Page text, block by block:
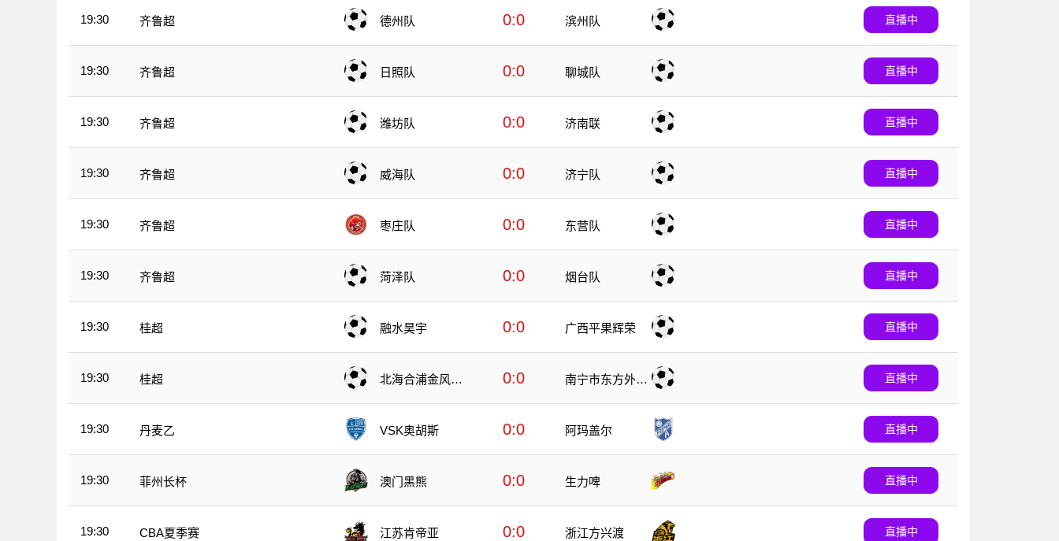
19:30 齐鲁超 德州队 0:0 滨州队 直播中
19:30 齐鲁超 日照队 0:0 聊城队 直播中
19:30 齐鲁超 潍坊队 0:0 济南联 直播中
19:30 齐鲁超 威海队 0:0 济宁队 直播中
19:30 齐鲁超 枣庄队 0:0 东营队 直播中
19:30 齐鲁超 菏泽队 0:0 烟台队 直播中
19:30 桂超 融水昊宇 0:0 广西平果辉荣 直播中
19:30 桂超
北海合浦金风科
0:0
南宁市东方外语
直播中
19:30 丹麦乙 VSK奥胡斯 0:0 阿玛盖尔 直播中
19:30 菲州长杯 澳门黑熊 0:0 生力啤 直播中
19:30 CBA夏季赛 江苏肯帝亚 0:0 浙江方兴渡 直播中